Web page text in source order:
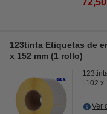
123tinta Etiquetas de
x 152 mm (1 rollo)
102 x
Ver